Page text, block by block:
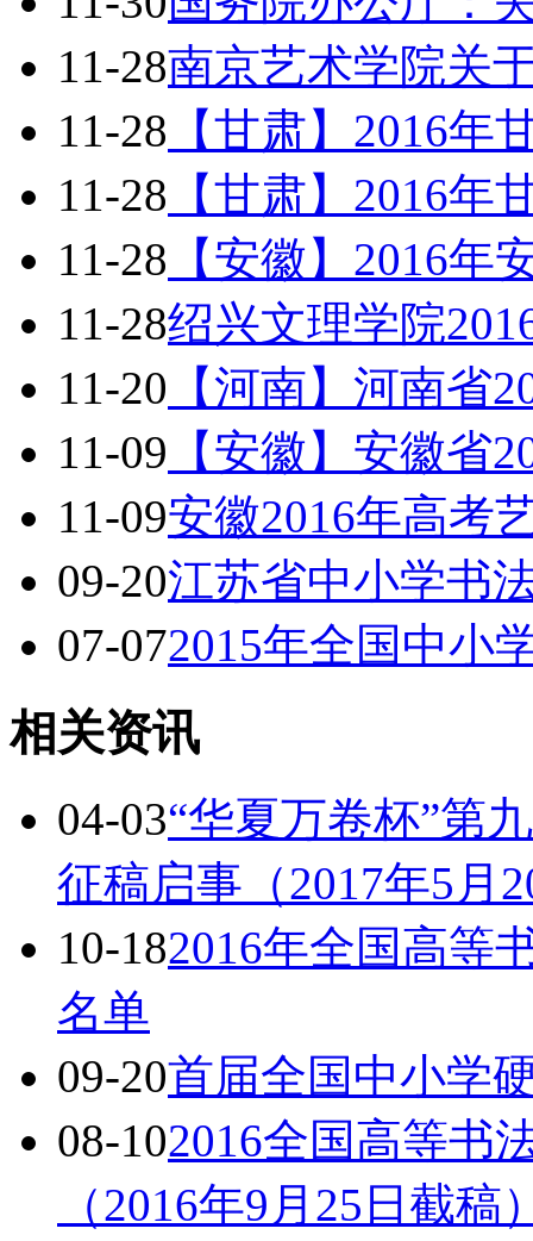
11-28南京艺术学院关
11-28 【甘肃】2016年
11-28 【甘肃】2016年
11-28 【安徽】2016年
11-28绍兴文理学院
11-20 【河南】河南省
11-09 【安徽】安徽省
11-09安徽2016年高考
09-20江苏省中小学书
07-072015年全国中小
相关资讯
04-03“华夏万卷杯”第
征稿启事（2017年5月
10-182016年全国高等
名单
09-20首届全国中小学
08-102016全国高等书
（2016年9月25日截稿